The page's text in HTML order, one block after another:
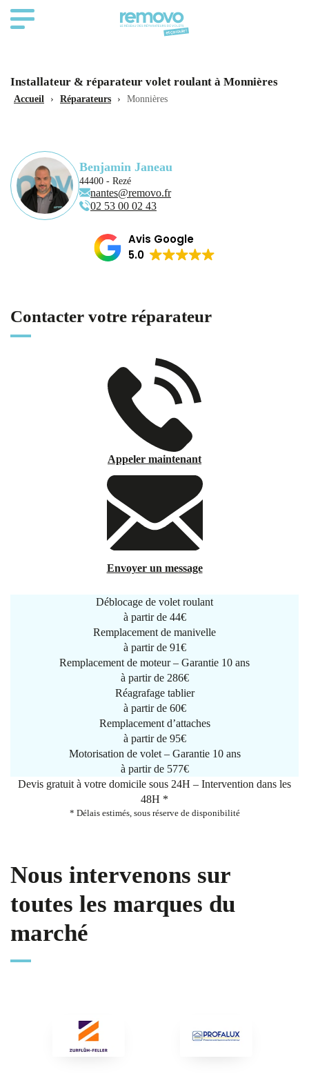
Installateur & réparateur volet roulant à Monnières
Accueil › Réparateurs › Monnières
Benjamin Janeau
44400 - Rezé
nantes@removo.fr
02 53 00 02 43
Avis Google
5.0
Contacter votre réparateur
Appeler maintenant
Envoyer un message
Déblocage de volet roulant
à partir de 44€
Remplacement de manivelle
à partir de 91€
Remplacement de moteur – Garantie 10 ans
à partir de 286€
Réagrafage tablier
à partir de 60€
Remplacement d’attaches
à partir de 95€
Motorisation de volet – Garantie 10 ans
à partir de 577€
Devis gratuit à votre domicile sous 24H – Intervention dans les
48H *
* Délais estimés, sous réserve de disponibilité
Nous intervenons sur
toutes les marques du
marché